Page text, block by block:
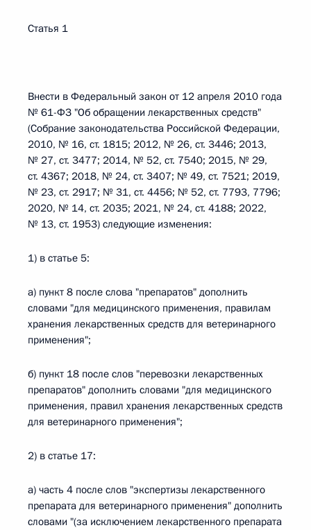
Статья 1
Внести в Федеральный закон от 12 апреля 2010 года
№ 61-ФЗ "Об обращении лекарственных средств"
(Собрание законодательства Российской Федерации,
2010, № 16, ст. 1815; 2012, № 26, ст. 3446; 2013,
№ 27, ст. 3477; 2014, № 52, ст. 7540; 2015, № 29,
ст. 4367; 2018, № 24, ст. 3407; № 49, ст. 7521; 2019,
№ 23, ст. 2917; № 31, ст. 4456; № 52, ст. 7793, 7796;
2020, № 14, ст. 2035; 2021, № 24, ст. 4188; 2022,
№ 13, ст. 1953) следующие изменения:
1) в статье 5:
а) пункт 8 после слова "препаратов" дополнить
словами "для медицинского применения, правилам
хранения лекарственных средств для ветеринарного
применения";
б) пункт 18 после слов "перевозки лекарственных
препаратов" дополнить словами "для медицинского
применения, правил хранения лекарственных средств
для ветеринарного применения";
2) в статье 17:
а) часть 4 после слов "экспертизы лекарственного
препарата для ветеринарного применения" дополнить
словами "(за исключением лекарственного препарата